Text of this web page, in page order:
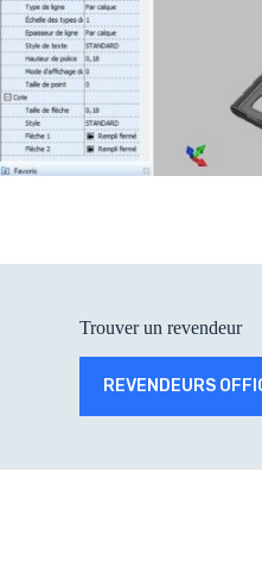
Trouver un revendeur
REVENDEURS